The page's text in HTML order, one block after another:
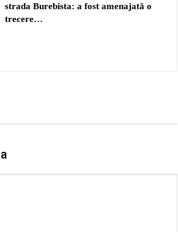
strada Burebista: a fost amenajată o
trecere…